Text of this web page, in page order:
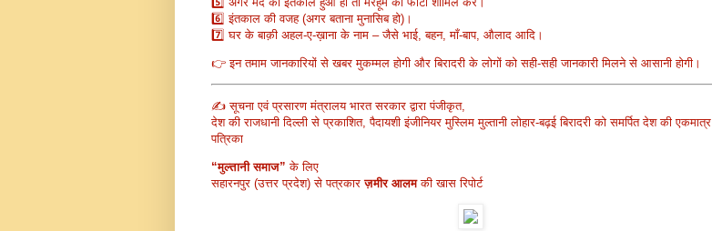
6️⃣ इंतकाल की वजह (अगर बताना मुनासिब हो)।
7️⃣ घर के बाक़ी अहल-ए-ख़ाना के नाम – जैसे भाई, बहन, माँ-बाप, औलाद आदि।
👉 इन तमाम जानकारियों से खबर मुकम्मल होगी और बिरादरी के लोगों को सही-सही जानकारी मिलने से आसानी होगी।
✍️ सूचना एवं प्रसारण मंत्रालय भारत सरकार द्वारा पंजीकृत,
देश की राजधानी दिल्ली से प्रकाशित, पैदायशी इंजीनियर मुस्लिम मुल्तानी लोहार-बढ़ई बिरादरी को समर्पित देश की एकमात्र
पत्रिका
“मुल्तानी समाज” के लिए
सहारनपुर (उत्तर प्रदेश) से पत्रकारज़मीर आलमकी खास रिपोर्ट